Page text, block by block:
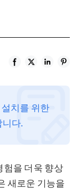
치를 위한
다.
험을 더욱 향상
새로운 기능을